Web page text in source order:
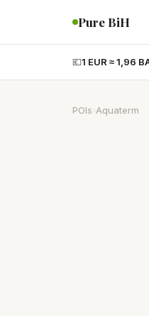
Pure BiH
💶1 EUR ≈ 1,96
POIs Aquaterm